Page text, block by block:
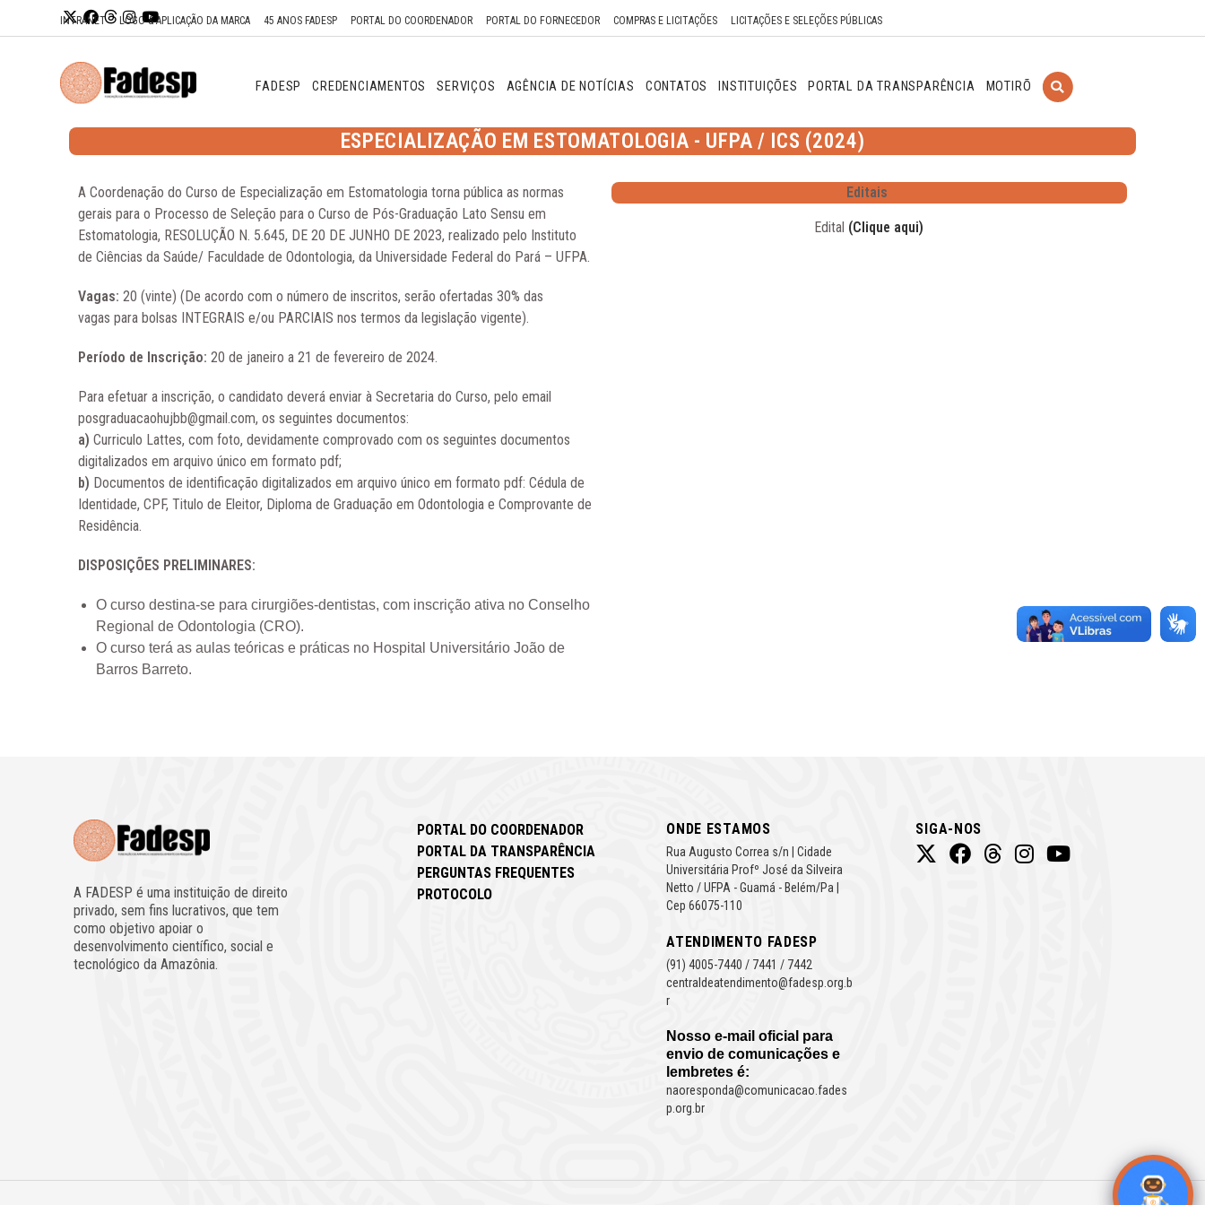
INTRANET LOGO & APLICAÇÃO DA MARCA 45 ANOS FADESP PORTAL DO COORDENADOR PORTAL DO FORNECEDOR COMPRAS E LICITAÇÕES LICITAÇÕES E SELEÇÕES PÚBLICAS
FADESP CREDENCIAMENTOS SERVIÇOS AGÊNCIA DE NOTÍCIAS CONTATOS INSTITUIÇÕES PORTAL DA TRANSPARÊNCIA MOTIRÕ
ESPECIALIZAÇÃO EM ESTOMATOLOGIA - UFPA / ICS (2024)
A Coordenação do Curso de Especialização em Estomatologia torna pública as normas
gerais para o Processo de Seleção para o Curso de Pós-Graduação Lato Sensu em
Estomatologia, RESOLUÇÃO N. 5.645, DE 20 DE JUNHO DE 2023, realizado pelo Instituto
de Ciências da Saúde/ Faculdade de Odontologia, da Universidade Federal do Pará – UFPA.
Vagas: 20 (vinte) (De acordo com o número de inscritos, serão ofertadas 30% das
vagas para bolsas INTEGRAIS e/ou PARCIAIS nos termos da legislação vigente).
Período de Inscrição:20 de janeiro a 21 de fevereiro de 2024.
Para efetuar a inscrição, o candidato deverá enviar à Secretaria do Curso, pelo email
posgraduacaohujbb@gmail.com, os seguintes documentos:
a) Curriculo Lattes, com foto, devidamente comprovado com os seguintes documentos
digitalizados em arquivo único em formato pdf;
b) Documentos de identificação digitalizados em arquivo único em formato pdf: Cédula de
Identidade, CPF, Titulo de Eleitor, Diploma de Graduação em Odontologia e Comprovante de
Residência.
DISPOSIÇÕES PRELIMINARES:
O curso destina-se para cirurgiões-dentistas, com inscrição ativa no Conselho
Regional de Odontologia (CRO).
O curso terá as aulas teóricas e práticas no Hospital Universitário João de
Barros Barreto.
Editais
Edital (Clique aqui)
A FADESP é uma instituição de direito
privado, sem fins lucrativos, que tem
como objetivo apoiar o
desenvolvimento científico, social e
tecnológico da Amazônia.
PORTAL DO COORDENADOR
PORTAL DA TRANSPARÊNCIA
PERGUNTAS FREQUENTES
PROTOCOLO
ONDE ESTAMOS
Rua Augusto Correa s/n | Cidade
Universitária Profº José da Silveira
Netto / UFPA - Guamá - Belém/Pa |
Cep 66075-110
ATENDIMENTO FADESP
(91) 4005-7440 / 7441 / 7442
centraldeatendimento@fadesp.org.b
r
Nosso e-mail oficial para
envio de comunicações e
lembretes é:
naoresponda@comunicacao.fades
p.org.br
SIGA-NOS